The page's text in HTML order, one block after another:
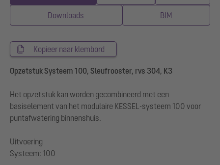
Downloads BIM
Kopieer naar klembord
Opzetstuk Systeem 100, Sleufrooster, rvs 304, K3
Het opzetstuk kan worden gecombineerd met een
basiselement van het modulaire KESSEL-systeem 100 voor
puntafwatering binnenshuis.
Uitvoering
Systeem: 100